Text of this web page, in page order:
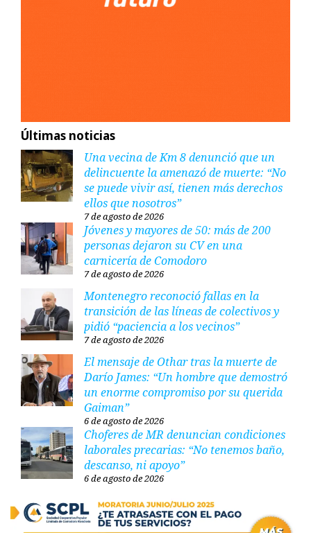
Últimas noticias
Una vecina de Km 8 denunció que un
delincuente la amenazó de muerte: “No
se puede vivir así, tienen más derechos
ellos que nosotros”
7 de agosto de 2026
Jóvenes y mayores de 50: más de 200
personas dejaron su CV en una
carnicería de Comodoro
7 de agosto de 2026
Montenegro reconoció fallas en la
transición de las líneas de colectivos y
pidió “paciencia a los vecinos”
7 de agosto de 2026
El mensaje de Othar tras la muerte de
Darío James: “Un hombre que demostró
un enorme compromiso por su querida
Gaiman”
6 de agosto de 2026
Choferes de MR denuncian condiciones
laborales precarias: “No tenemos baño,
descanso, ni apoyo”
6 de agosto de 2026